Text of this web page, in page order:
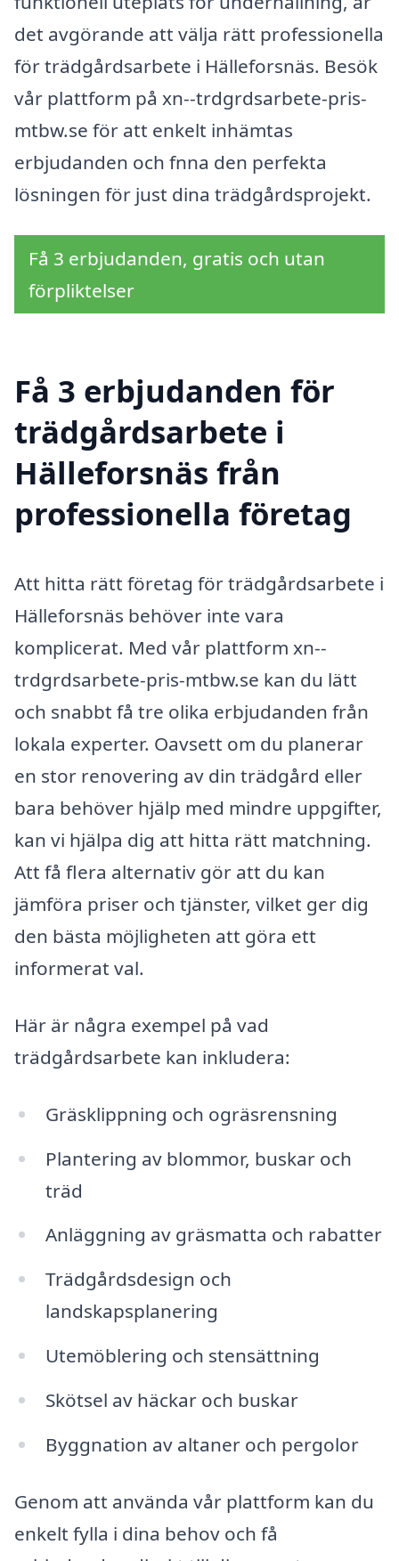
det avgörande att välja rätt professionella
för trädgårdsarbete i Hälleforsnäs. Besök
vår plattform på xn--trdgrdsarbete-pris-
mtbw.se för att enkelt inhämtas
erbjudanden och fnna den perfekta
lösningen för just dina trädgårdsprojekt.
Få 3 erbjudanden, gratis och utan
förpliktelser
Få 3 erbjudanden för
trädgårdsarbete i
Hälleforsnäs från
professionella företag
Att hitta rätt företag för trädgårdsarbete i
Hälleforsnäs behöver inte vara
komplicerat. Med vår plattform xn--
trdgrdsarbete-pris-mtbw.se kan du lätt
och snabbt få tre olika erbjudanden från
lokala experter. Oavsett om du planerar
en stor renovering av din trädgård eller
bara behöver hjälp med mindre uppgifter,
kan vi hjälpa dig att hitta rätt matchning.
Att få flera alternativ gör att du kan
jämföra priser och tjänster, vilket ger dig
den bästa möjligheten att göra ett
informerat val.
Här är några exempel på vad
trädgårdsarbete kan inkludera:
Gräsklippning och ogräsrensning
Plantering av blommor, buskar och
träd
Anläggning av gräsmatta och rabatter
Trädgårdsdesign och
landskapsplanering
Utemöblering och stensättning
Skötsel av häckar och buskar
Byggnation av altaner och pergolor
Genom att använda vår plattform kan du
enkelt fylla i dina behov och få